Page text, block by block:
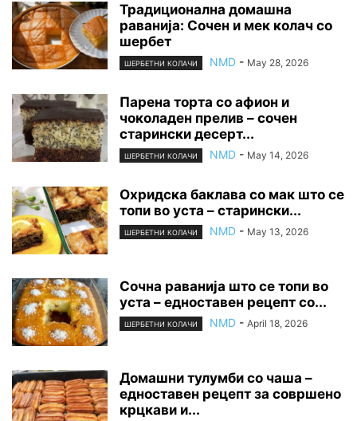
Традиционална домашна
раванија: Сочен и мек колач со
шербет
ШЕРБЕТНИ КОЛАЧИ NMD - May 28, 2026
Парена торта со афион и
чоколаден прелив – сочен
старински десерт...
ШЕРБЕТНИ КОЛАЧИ NMD - May 14, 2026
Охридска баклава со мак што се
топи во уста – старински...
ШЕРБЕТНИ КОЛАЧИ NMD - May 13, 2026
Сочна раванија што се топи во
уста – едноставен рецепт со...
ШЕРБЕТНИ КОЛАЧИ NMD - April 18, 2026
Домашни тулумби со чаша –
едноставен рецепт за совршено
крцкави и...